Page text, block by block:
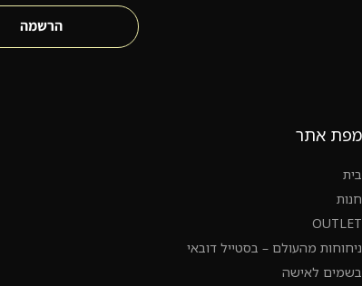
הרשמה
מפת אתר
בית
חנות
OUTLET
ניחוחות מהעולם – בסטייל דובאי
בשמים לאישה